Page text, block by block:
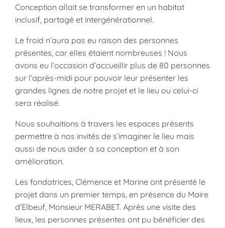
Conception allait se transformer en un habitat
inclusif, partagé et intergénérationnel.
Le froid n’aura pas eu raison des personnes
présentes, car elles étaient nombreuses ! Nous
avons eu l’occasion d’accueillir plus de 80 personnes
sur l’après-midi pour pouvoir leur présenter les
grandes lignes de notre projet et le lieu ou celui-ci
sera réalisé.
Nous souhaitions à travers les espaces présents
permettre à nos invités de s’imaginer le lieu mais
aussi de nous aider à sa conception et à son
amélioration.
Les fondatrices, Clémence et Marine ont présenté le
projet dans un premier temps, en présence du Maire
d’Elbeuf, Monsieur MERABET. Après une visite des
lieux, les personnes présentes ont pu bénéficier des